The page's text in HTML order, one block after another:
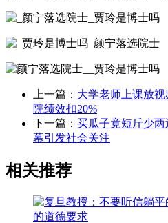
上一篇： 大学老师上课放
院绩效扣20%
下一篇： 买瓜子竟短斤少两
幕引发社会关注
相关推荐